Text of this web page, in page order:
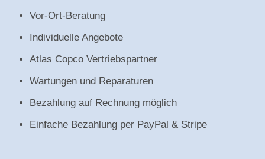
Vor-Ort-Beratung
Individuelle Angebote
Atlas Copco Vertriebspartner
Wartungen und Reparaturen
Bezahlung auf Rechnung möglich
Einfache Bezahlung per PayPal & Stripe